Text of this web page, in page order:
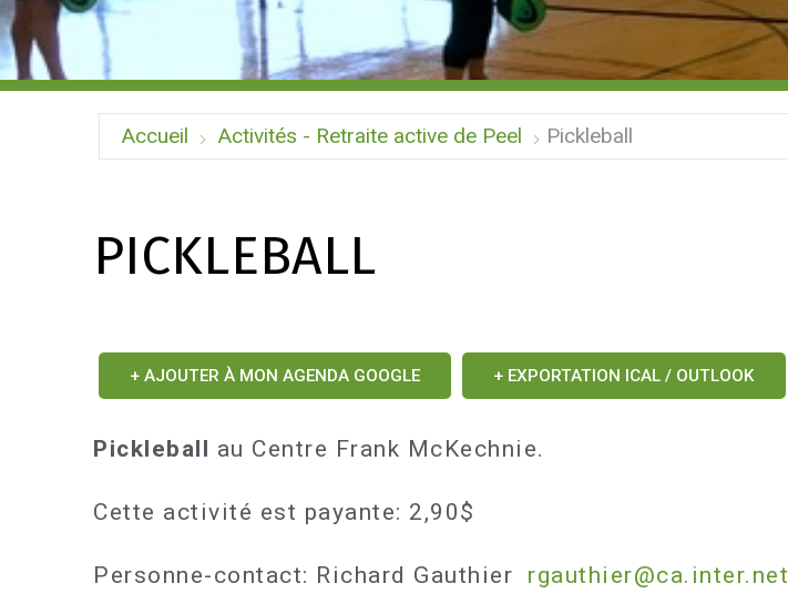
Accueil Activités - Retraite active de Peel Pickleball
PICKLEBALL
+ AJOUTER À MON AGENDA GOOGLE + EXPORTATION ICAL / OUTLOOK
Pickleball au Centre Frank McKechnie.
Cette activité est payante: 2,90$
Personne-contact: Richard Gauthier rgauthier@ca.inter.net